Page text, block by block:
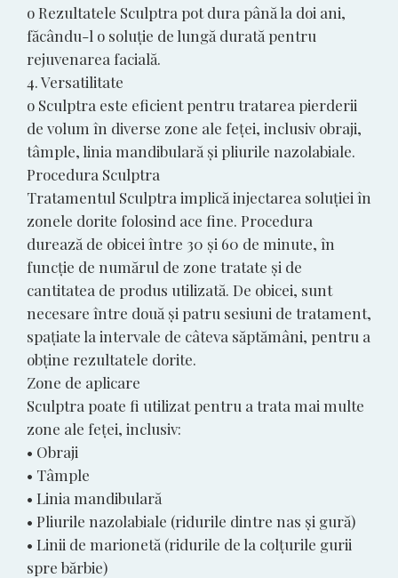
o Rezultatele Sculptra pot dura până la doi ani,
făcându-l o soluție de lungă durată pentru
rejuvenarea facială.
4. Versatilitate
o Sculptra este eficient pentru tratarea pierderii
de volum în diverse zone ale feței, inclusiv obraji,
tâmple, linia mandibulară și pliurile nazolabiale.
Procedura Sculptra
Tratamentul Sculptra implică injectarea soluției în
zonele dorite folosind ace fine. Procedura
durează de obicei între 30 și 60 de minute, în
funcție de numărul de zone tratate și de
cantitatea de produs utilizată. De obicei, sunt
necesare între două și patru sesiuni de tratament,
spațiate la intervale de câteva săptămâni, pentru a
obține rezultatele dorite.
Zone de aplicare
Sculptra poate fi utilizat pentru a trata mai multe
zone ale feței, inclusiv:
• Obraji
• Tâmple
• Linia mandibulară
• Pliurile nazolabiale (ridurile dintre nas și gură)
• Linii de marionetă (ridurile de la colțurile gurii
spre bărbie)